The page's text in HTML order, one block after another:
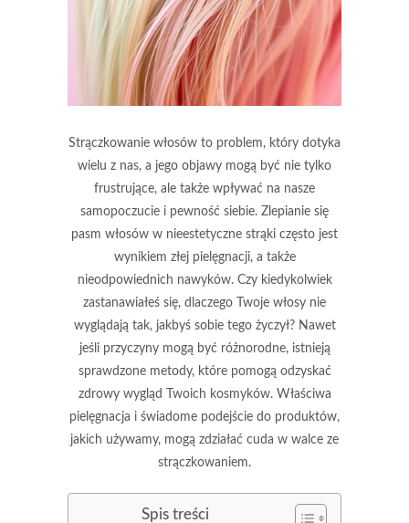
Strączkowanie włosów to problem, który dotyka
wielu z nas, a jego objawy mogą być nie tylko
frustrujące, ale także wpływać na nasze
samopoczucie i pewność siebie. Zlepianie się
pasm włosów w nieestetyczne strąki często jest
wynikiem złej pielęgnacji, a także
nieodpowiednich nawyków. Czy kiedykolwiek
zastanawiałeś się, dlaczego Twoje włosy nie
wyglądają tak, jakbyś sobie tego życzył? Nawet
jeśli przyczyny mogą być różnorodne, istnieją
sprawdzone metody, które pomogą odzyskać
zdrowy wygląd Twoich kosmyków. Właściwa
pielęgnacja i świadome podejście do produktów,
jakich używamy, mogą zdziałać cuda w walce ze
strączkowaniem.
Spis treści